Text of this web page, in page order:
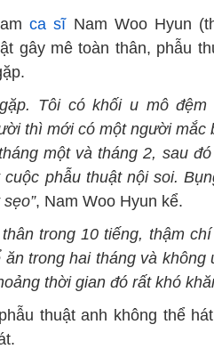
ca sĩNam Woo Hyun
gây mê toàn thân, phẫu
Tôi có khối u mô đệm
thì mới có một người mắc
một và tháng 2, sau
phẫu thuật nội soi.
, Nam Woo Hyun kể.
trong 10 tiếng, thậm
trong hai tháng và không
thời gian đó rất khó
thuật anh không thể